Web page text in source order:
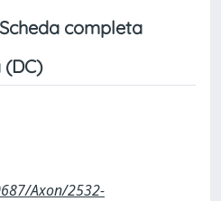
Scheda completa
Axon/2532-